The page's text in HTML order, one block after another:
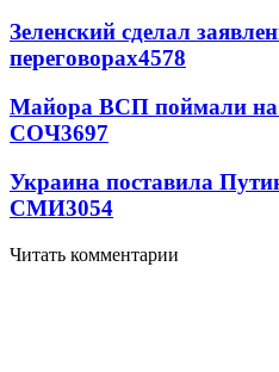
Зеленский сделал
переговорах4578
Майора ВСП поймали
СОЧ3697
Украина поставила
СМИ3054
Читать комментарии